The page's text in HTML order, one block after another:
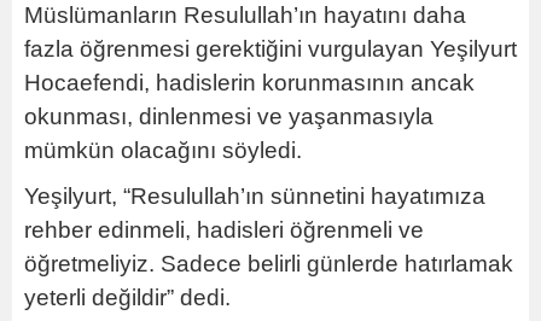
Müslümanların Resulullah’ın hayatını daha
fazla öğrenmesi gerektiğini vurgulayan Yeşilyurt
Hocaefendi, hadislerin korunmasının ancak
okunması, dinlenmesi ve yaşanmasıyla
mümkün olacağını söyledi.
Yeşilyurt, “Resulullah’ın sünnetini hayatımıza
rehber edinmeli, hadisleri öğrenmeli ve
öğretmeliyiz. Sadece belirli günlerde hatırlamak
yeterli değildir” dedi.